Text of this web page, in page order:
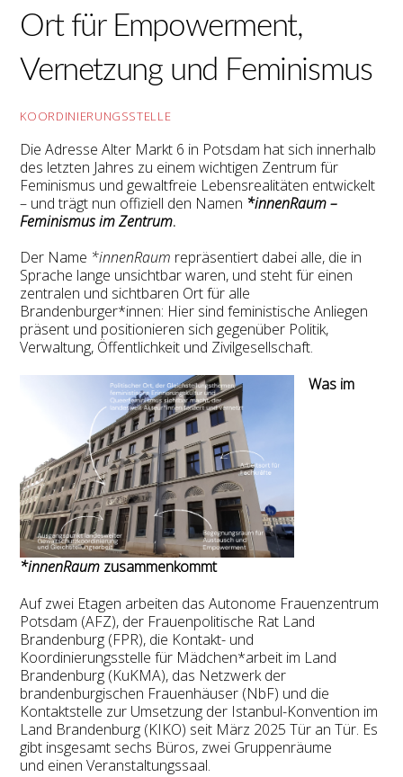
Ort für Empowerment,
Vernetzung und Feminismus
KOORDINIERUNGSSTELLE
Die Adresse Alter Markt 6 in Potsdam hat sich innerhalb
des letzten Jahres zu einem wichtigen Zentrum für
Feminismus und gewaltfreie Lebensrealitäten entwickelt
– und trägt nun offiziell den Namen *innenRaum –
Feminismus im Zentrum.
Der Name *innenRaum repräsentiert dabei alle, die in
Sprache lange unsichtbar waren, und steht für einen
zentralen und sichtbaren Ort für alle
Brandenburger*innen: Hier sind feministische Anliegen
präsent und positionieren sich gegenüber Politik,
Verwaltung, Öffentlichkeit und Zivilgesellschaft.
Was im
*innenRaum zusammenkommt
Auf zwei Etagen arbeiten das Autonome Frauenzentrum
Potsdam (AFZ), der Frauenpolitische Rat Land
Brandenburg (FPR), die Kontakt- und
Koordinierungsstelle für Mädchen*arbeit im Land
Brandenburg (KuKMA), das Netzwerk der
brandenburgischen Frauenhäuser (NbF) und die
Kontaktstelle zur Umsetzung der Istanbul-Konvention im
Land Brandenburg (KIKO) seit März 2025 Tür an Tür. Es
gibt insgesamt sechs Büros, zwei Gruppenräume
und einen Veranstaltungssaal.